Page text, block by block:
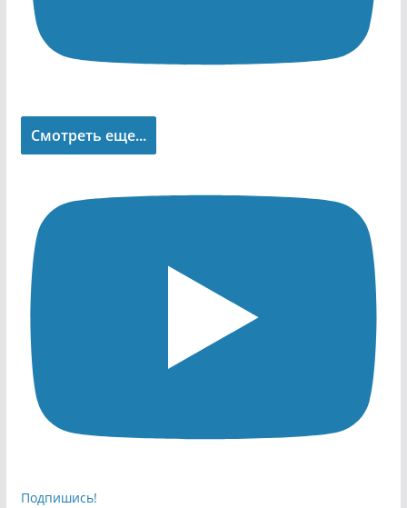
Смотреть еще...
Подпишись!